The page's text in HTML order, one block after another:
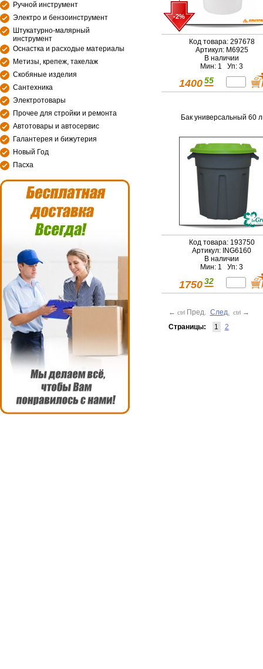
Ручной инструмент
Электро и бензоинструмент
Штукатурно-малярный
инструмент
Оснастка и расходые материалы
Метизы, крепеж, такелаж
Скобяные изделия
Сантехника
Электротовары
Прочее для стройки и ремонта
Автотовары и автосервис
Галантерея и бижутерия
Новый Год
Пасха
-2%
Код товара: 297678
Артикул: М6925
В наличии
Мин: 1 Уп: 3
1400 55
Бак универсальный 60 л
Код товара: 193750
Артикул: ING6160
В наличии
Мин: 1 Уп: 3
1750 32
← ctrl Пред. След. ctrl →
Страницы:
1 2